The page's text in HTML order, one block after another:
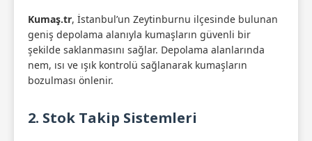
Kumaş.tr, İstanbul’un Zeytinburnu ilçesinde bulunan
geniş depolama alanıyla kumaşların güvenli bir
şekilde saklanmasını sağlar. Depolama alanlarında
nem, ısı ve ışık kontrolü sağlanarak kumaşların
bozulması önlenir.
2. Stok Takip Sistemleri